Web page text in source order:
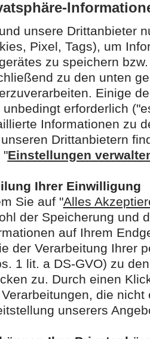
für
Die
und
sie